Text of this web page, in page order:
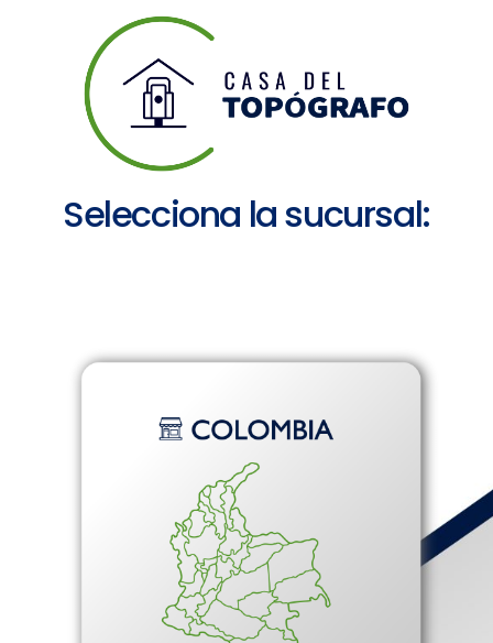
Selecciona la sucursal: